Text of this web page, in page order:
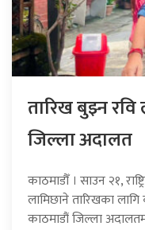
तारिख बुझ्न
जिल्ला अदालत
काठमाडौँ । साउन २१,
लामिछाने तारिखका
काठमाडौं जिल्ला